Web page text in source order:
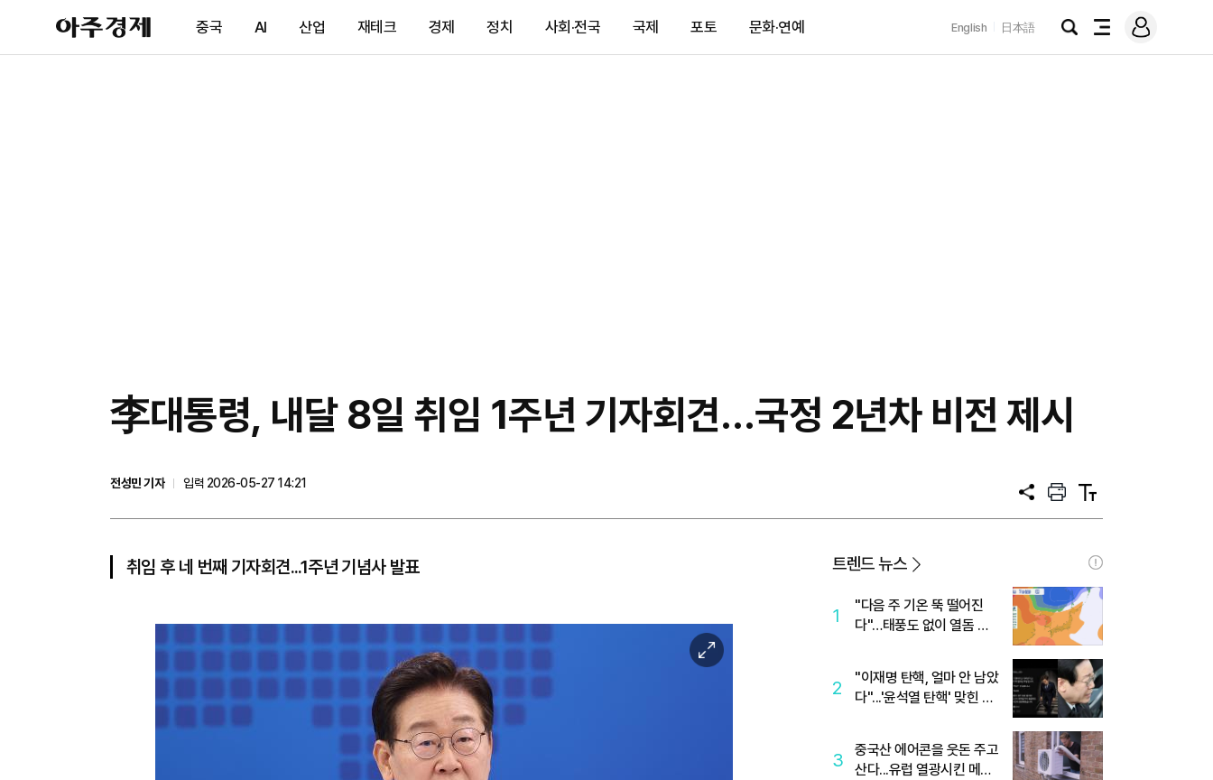
아
주
제
중국 AI 산업 재테크 경제 정치 사회·전국 국제 포토 문화·연예 English 日本語
검
전
메
그
李대통령, 내달 8일 취임 1주년 기자회견…국정 2년차 비전 제시
전성민 기자
입력 2026-05-27 14:21
공
프
트
텍
트
취임 후 네 번째 기자회견...1주년 기념사 발표
이
미
트렌드 뉴스
1
"다음 주 기온 뚝 떨어진
다"…태풍도 없이 열돔 박
2
"이재명 탄핵, 얼마 안 남았
다"...'윤석열 탄핵' 맞힌 무
3
중국산 에어콘을 웃돈 주고
산다...유럽 열광시킨 메이